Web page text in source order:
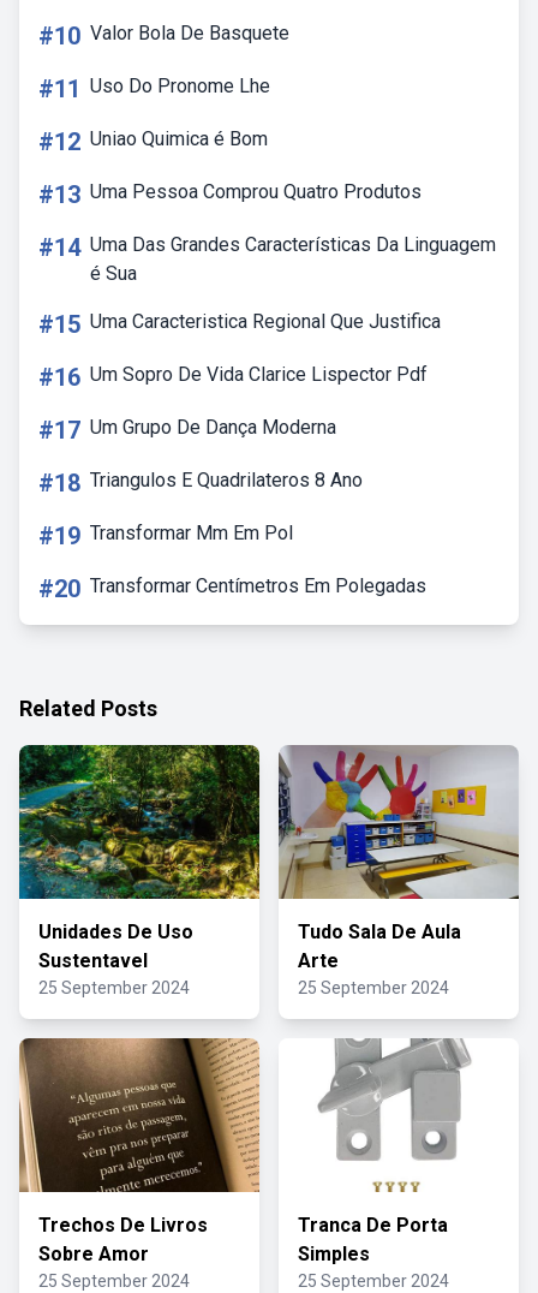
#10 Valor Bola De Basquete
#11 Uso Do Pronome Lhe
#12 Uniao Quimica é Bom
#13 Uma Pessoa Comprou Quatro Produtos
#14 Uma Das Grandes Características Da Linguagem
é Sua
#15 Uma Caracteristica Regional Que Justifica
#16 Um Sopro De Vida Clarice Lispector Pdf
#17 Um Grupo De Dança Moderna
#18 Triangulos E Quadrilateros 8 Ano
#19 Transformar Mm Em Pol
#20 Transformar Centímetros Em Polegadas
Related Posts
Unidades De Uso
Sustentavel
25 September 2024
Tudo Sala De Aula
Arte
25 September 2024
Trechos De Livros
Sobre Amor
25 September 2024
Tranca De Porta
Simples
25 September 2024